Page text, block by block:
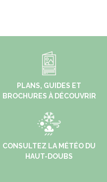
PLANS, GUIDES ET
BROCHURES À DÉCOUVRIR
CONSULTEZ LA MÉTÉO DU
HAUT-DOUBS